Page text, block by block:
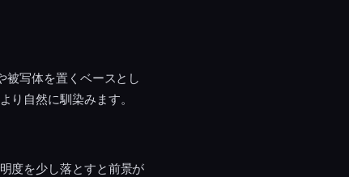
被写体を置くベースとし
り自然に馴染みます。
度を少し落とすと前景が